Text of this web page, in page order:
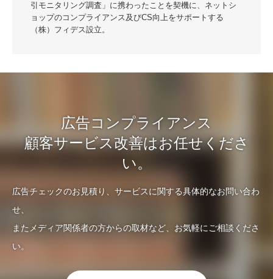
引モニタリング調査」に携わったことを契機に、ネットシ
ョップのコンプライアンス及びCS向上をサポートする
（株）フィデス設立。
広告コンプライアンス
顧客サービス改善はお任せくださ
い。
広告チェックのお見積り、サービスに関する具体的なお問い合わ
せ、
またメディア関係者の方からの取材など、お気軽にご相談くださ
い。